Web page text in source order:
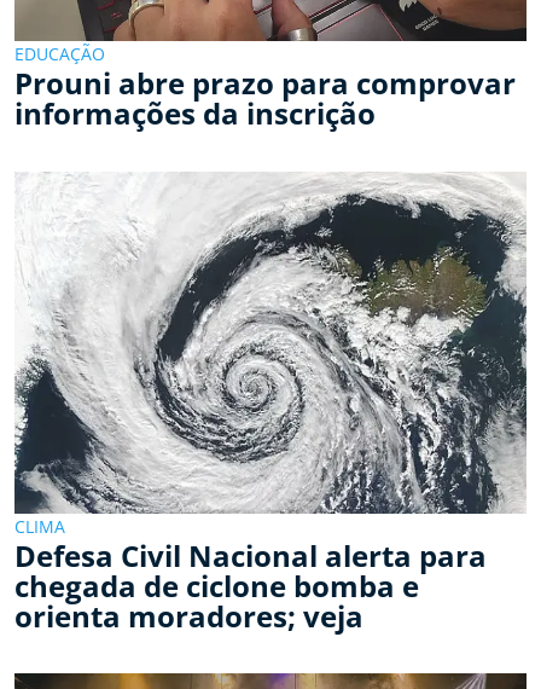
EDUCAÇÃO
Prouni abre prazo para comprovar
informações da inscrição
CLIMA
Defesa Civil Nacional alerta para
chegada de ciclone bomba e
orienta moradores; veja